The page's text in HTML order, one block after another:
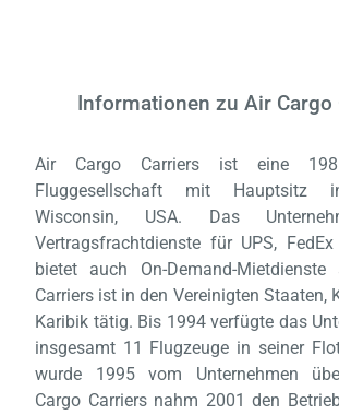
Informationen zu Air Cargo
Air Cargo Carriers ist eine
Fluggesellschaft mit Hauptsitz
Wisconsin, USA. Das
Vertragsfrachtdienste für UPS,
bietet auch On-Demand-
Carriers ist in den Vereinigten Staaten,
Karibik tätig. Bis 1994 verfügte das
insgesamt 11 Flugzeuge in seiner
wurde 1995 vom Unternehmen
Cargo Carriers nahm 2001 den